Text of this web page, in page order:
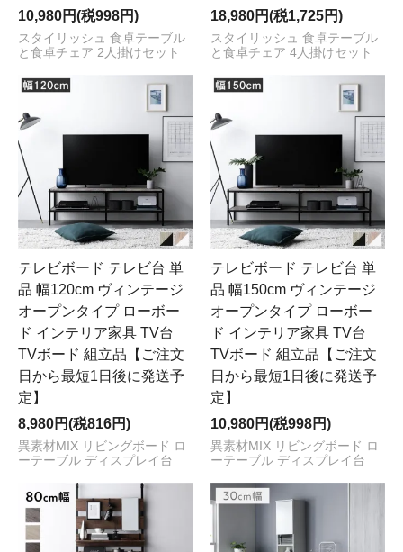
10,980円(税998円)
スタイリッシュ 食卓テーブル
と食卓チェア 2人掛けセット
18,980円(税1,725円)
スタイリッシュ 食卓テーブル
と食卓チェア 4人掛けセット
テレビボード テレビ台 単
品 幅120cm ヴィンテージ
オープンタイプ ローボー
ド インテリア家具 TV台
TVボード 組立品【ご注文
日から最短1日後に発送予
定】
8,980円(税816円)
異素材MIX リビングボード ロ
ーテーブル ディスプレイ台
テレビボード テレビ台 単
品 幅150cm ヴィンテージ
オープンタイプ ローボー
ド インテリア家具 TV台
TVボード 組立品【ご注文
日から最短1日後に発送予
定】
10,980円(税998円)
異素材MIX リビングボード ロ
ーテーブル ディスプレイ台